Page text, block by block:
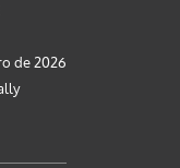
de 2026